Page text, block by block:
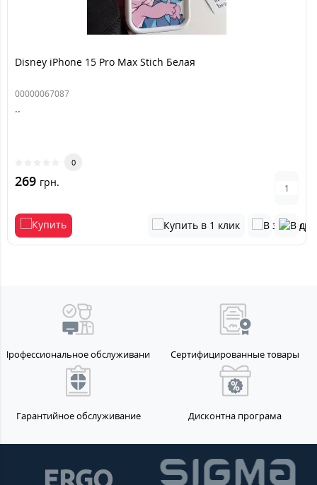
Disney iPhone 15 Pro Max Stich Белая
00000067087
..
0
269 грн.
Профессиональное обслуживание Сертифицированные товары
Гарантийное обслуживание Дисконтна програма